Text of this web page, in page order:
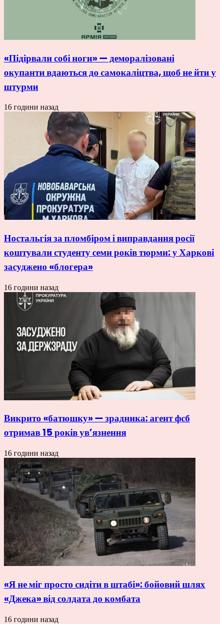
«Підірвали собі ноги» — деморалізовані
окупанти вдаються до самокаліцтва, щоб не йти у
штурми
16 години назад
Ностальгія за пломбіром і виправдання росії
коштували студенту семи років тюрми: у Харкові
засуджено «блогера»
16 години назад
Викрито «батюшку» — зрадника: агент фсб
отримав 15 років ув’язнення
16 години назад
«Я не міг просто сидіти в штабі»: бойовий шлях
«Джека» від солдата до комбата
16 години назад